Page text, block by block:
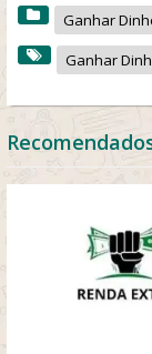
Ganhar
Ganhar